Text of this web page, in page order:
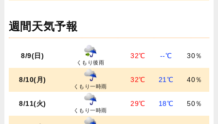
週間天気予報
8/9(日)
くもり後雨
32℃ --℃ 30％
8/10(月)
くもり一時雨
32℃ 21℃ 40％
8/11(火)
くもり一時雨
29℃ 18℃ 50％